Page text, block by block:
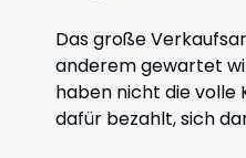
Das große
anderem gewartet
haben nicht die volle
dafür bezahlt, sich